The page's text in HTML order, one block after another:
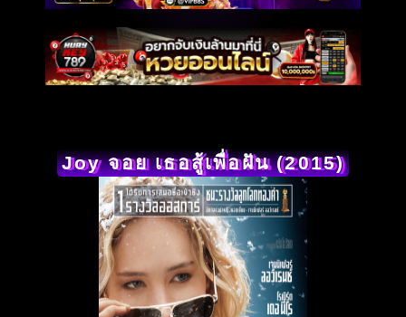
Joy จอย เธอสู้เพื่อฝัน (2015)